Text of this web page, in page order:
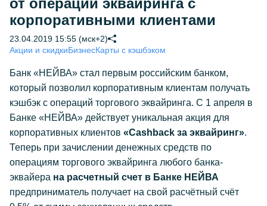
от операций эквайринга с
корпоративными клиентами
23.04.2019 15:55 (мск+2)
Акции и скидкиБизнесКарты с кэшбэком
Банк «НЕЙВА» стал первым российским банком,
который позволил корпоративным клиентам получать
кэшбэк с операций торгового эквайринга. С 1 апреля в
Банке «НЕЙВА» действует уникальная акция для
корпоративных клиентов «Cashback за эквайринг».
Теперь при зачислении денежных средств по
операциям торгового эквайринга любого банка-
эквайера на расчетный счет в Банке НЕЙВА
предприниматель получает на свой расчётный счёт